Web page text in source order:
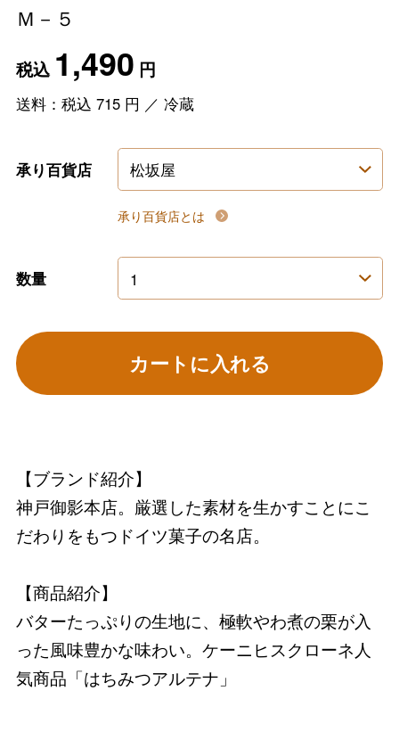
Ｍ－５
税込 1,490 円
送料：税込 715円 ／ 冷蔵
承り百貨店
承り百貨店とは
数量
カートに入れる
【ブランド紹介】
神戸御影本店。厳選した素材を生かすことにこ
だわりをもつドイツ菓子の名店。
【商品紹介】
バターたっぷりの生地に、極軟やわ煮の栗が入
った風味豊かな味わい。ケーニヒスクローネ人
気商品「はちみつアルテナ」